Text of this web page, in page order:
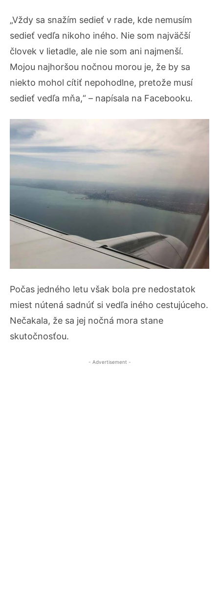
„Vždy sa snažím sedieť v rade, kde nemusím
sedieť vedľa nikoho iného. Nie som najväčší
človek v lietadle, ale nie som ani najmenší.
Mojou najhoršou nočnou morou je, že by sa
niekto mohol cítiť nepohodlne, pretože musí
sedieť vedľa mňa,“ – napísala na Facebooku.
Počas jedného letu však bola pre nedostatok
miest nútená sadnúť si vedľa iného cestujúceho.
Nečakala, že sa jej nočná mora stane
skutočnosťou.
- Advertisement -